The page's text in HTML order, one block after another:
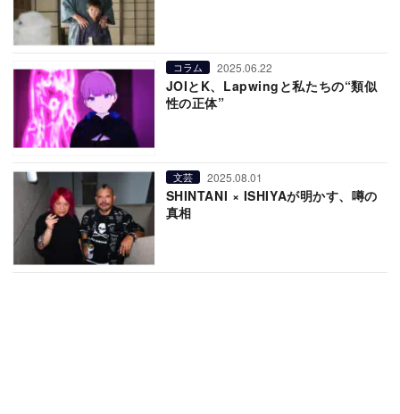
コラム 2025.06.22
JOIとK、Lapwingと私たちの“類似
性の正体”
文芸 2025.08.01
SHINTANI × ISHIYAが明かす、噂の
真相